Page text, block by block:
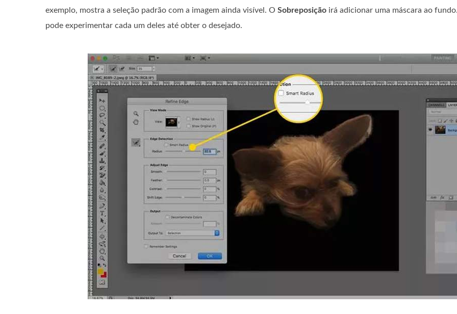
exemplo, mostra a seleção padrão com a imagem ainda visível. O Sobreposição irá adicionar uma máscara ao
pode experimentar cada um deles até obter o desejado.